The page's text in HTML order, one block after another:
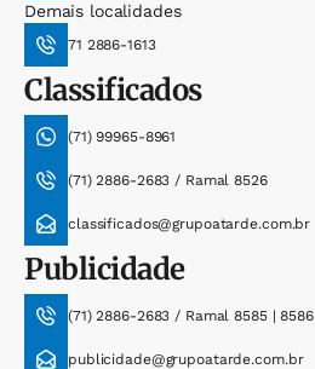
Demais localidades
71 2886-1613
Classificados
(71) 99965-8961
(71) 2886-2683 / Ramal 8526
classificados@grupoatarde.com.br
Publicidade
(71) 2886-2683 / Ramal 8585 | 8586
publicidade@grupoatarde.com.br